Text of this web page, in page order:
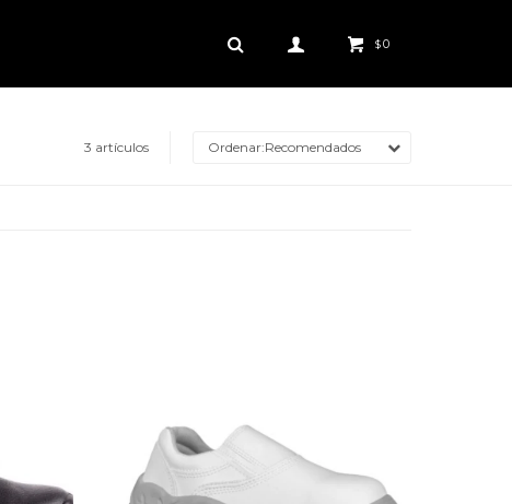
$0
3 artículos Recomendados